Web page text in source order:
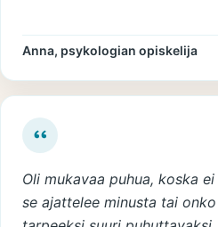
Anna, psykologian opiskelija
Oli mukavaa puhua, koska
se ajattelee minusta tai